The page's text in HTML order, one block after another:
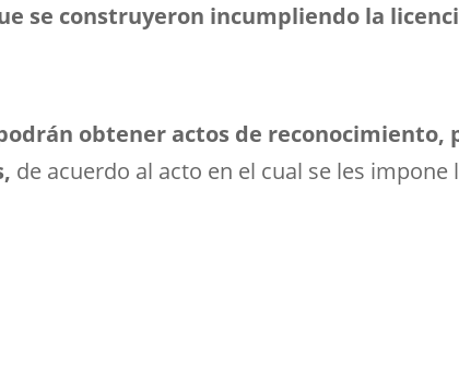
se construyeron incumpliendo la
obtener actos de reconocimiento,
de acuerdo al acto en el cual se les